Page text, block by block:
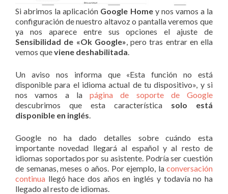
Si abrimos la aplicación Google Homey nos vamos a la
configuración de nuestro altavoz o pantalla veremos que
ya nos aparece entre sus opciones el ajuste de
Sensibilidad de «Ok Google» , pero tras entrar en ella
vemos queviene deshabilitada
Un aviso nos informa que «Esta función no está
disponible para el idioma actual de tu dispositivo», y si
nos vamos a la página de soporte de Google
descubrimos que esta característica solo está
disponible en inglés
Google no ha dado detalles sobre cuándo esta
importante novedad llegará al español y al resto de
idiomas soportados por su asistente. Podría ser cuestión
de semanas, meses o años. Por ejemplo, la conversación
continua llegó hace dos años en inglés y todavía no ha
llegado al resto de idiomas.